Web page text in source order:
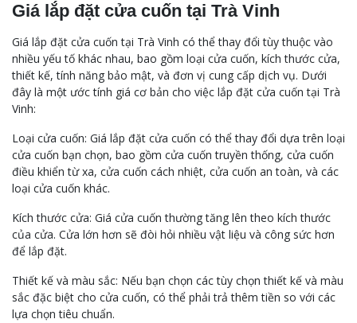
Giá lắp đặt cửa cuốn tại Trà Vinh
Giá lắp đặt cửa cuốn tại Trà Vinh có thể thay đổi tùy thuộc vào
nhiều yếu tố khác nhau, bao gồm loại cửa cuốn, kích thước cửa,
thiết kế, tính năng bảo mật, và đơn vị cung cấp dịch vụ. Dưới
đây là một ước tính giá cơ bản cho việc lắp đặt cửa cuốn tại Trà
Vinh:
Loại cửa cuốn: Giá lắp đặt cửa cuốn có thể thay đổi dựa trên loại
cửa cuốn bạn chọn, bao gồm cửa cuốn truyền thống, cửa cuốn
điều khiển từ xa, cửa cuốn cách nhiệt, cửa cuốn an toàn, và các
loại cửa cuốn khác.
Kích thước cửa: Giá cửa cuốn thường tăng lên theo kích thước
của cửa. Cửa lớn hơn sẽ đòi hỏi nhiều vật liệu và công sức hơn
để lắp đặt.
Thiết kế và màu sắc: Nếu bạn chọn các tùy chọn thiết kế và màu
sắc đặc biệt cho cửa cuốn, có thể phải trả thêm tiền so với các
lựa chọn tiêu chuẩn.